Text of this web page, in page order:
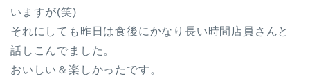
いますが(笑)
それにしても昨日は食後にかなり長い時間店員さんと
話しこんでました。
おいしい＆楽しかったです。